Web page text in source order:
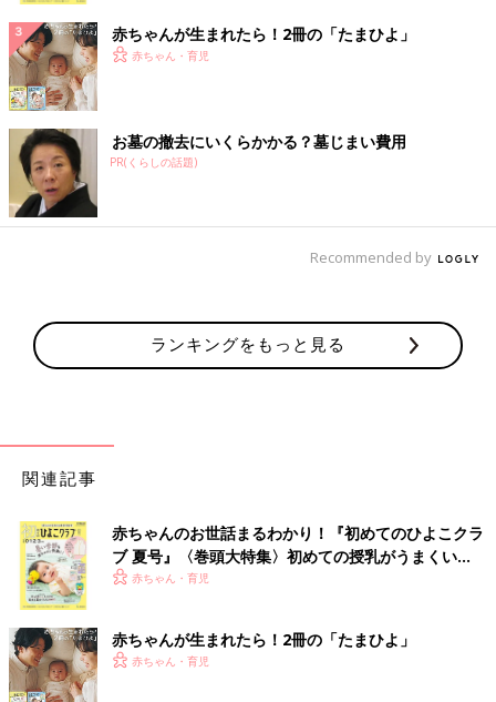
虐待だと疑って見に来たり、苦情が来たりと、いろいろなことが
ありました。
あるときマネージャーに、「おまえ、なめてんのか！みんな一生
懸命なのに、おまえは何をやってるんだ！」と言われたんです。
その言葉には、すごく衝撃を受けました。大変な状況だとは伝え
てはいたんですけど。おそらく当時、僕がインスタグラムに投稿
していた写真が、息子との楽しそうな写真だけだったので、そう
思われたんじゃないかと。ただ、当時の息子は無表情だったし、
しゃべることができない中で、奇跡的に笑ってくれた瞬間が撮れ
じます。
く、そして総合的に理解が深まってほしいと思うようになりまし
た。それが、渡米して3年か4年たったころのことです。
自分が俳優としてハリウッドで何か実績が残せたという段階では
なかったので、その時点で公表してしまうと、障害児を育ててい
る父親という部分がフィーチャーされてしまうんじゃないかとい
う心配もあったんです。それで、いつか自分が、アメリカで納得
いかなと思っていました。
ただ、発達障害について言えないもどかしさはずっとありまし
赤ちゃんが生まれたら！2冊の「たまひよ」
赤ちゃん・育児
お墓の撤去にいくらかかる？墓じまい費用
PR(くらしの話題)
Recommended by
ランキングをもっと見る
関連記事
赤ちゃんのお世話まるわかり！『初めてのひよこクラ
ブ 夏号』〈巻頭大特集〉初めての授乳がうまくい
く！ おっぱい・ミルクの基本と夏のトラブル 解決テ
赤ちゃん・育児
赤ちゃんが生まれたら！2冊の「たまひよ」
赤ちゃん・育児